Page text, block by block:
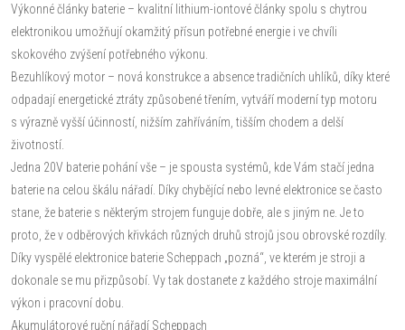
Výkonné články baterie – kvalitní lithium-iontové články spolu s chytrou
elektronikou umožňují okamžitý přísun potřebné energie i ve chvíli
skokového zvýšení potřebného výkonu.
Bezuhlíkový motor – nová konstrukce a absence tradičních uhlíků, díky které
odpadají energetické ztráty způsobené třením, vytváří moderní typ motoru
s výrazně vyšší účinností, nižším zahříváním, tišším chodem a delší
životností.
Jedna 20V baterie pohání vše – je spousta systémů, kde Vám stačí jedna
baterie na celou škálu nářadí. Díky chybějící nebo levné elektronice se často
stane, že baterie s některým strojem funguje dobře, ale s jiným ne. Je to
proto, že v odběrových křivkách různých druhů strojů jsou obrovské rozdíly.
Díky vyspělé elektronice baterie Scheppach „pozná“, ve kterém je stroji a
dokonale se mu přizpůsobí. Vy tak dostanete z každého stroje maximální
výkon i pracovní dobu.
Akumulátorové ruční nářadí Scheppach